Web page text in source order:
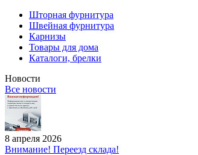
Шторная фурнитура
Швейная фурнитура
Карнизы
Товары для дома
Каталоги, брелки
Новости
Все новости
8 апреля 2026
Внимание! Переезд склада!